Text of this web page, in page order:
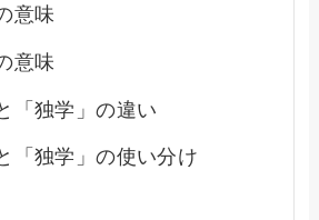
意味
意味
「独学」の違い
「独学」の使い分け